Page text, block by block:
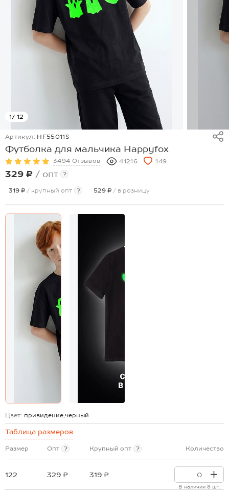
1/ 12
Артикул: HF55011S
Футболка для мальчика Happyfox
3494 Отзывов 41216 149
329 ₽ / опт ?
319 ₽ / крупный опт ? 529 ₽ / в розницу
Цвет: привидение,черный
Таблица размеров
Размер Опт ? Крупный опт ? Количество
122 329 ₽ 319 ₽
В наличии 8 шт.